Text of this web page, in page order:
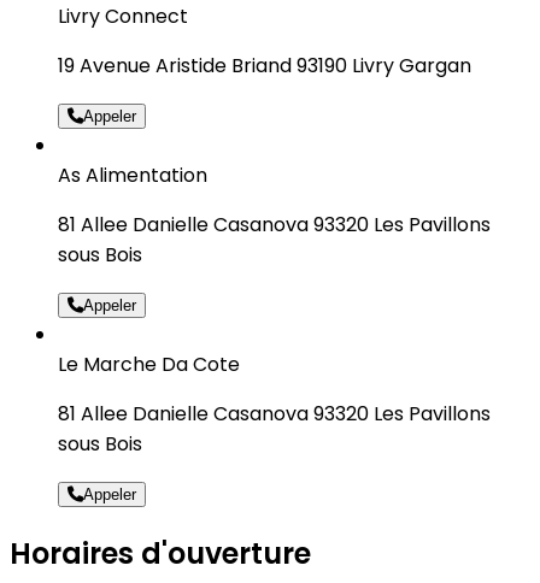
Livry Connect
19 Avenue Aristide Briand 93190 Livry Gargan
Appeler
As Alimentation
81 Allee Danielle Casanova 93320 Les Pavillons
sous Bois
Appeler
Le Marche Da Cote
81 Allee Danielle Casanova 93320 Les Pavillons
sous Bois
Appeler
Horaires d'ouverture